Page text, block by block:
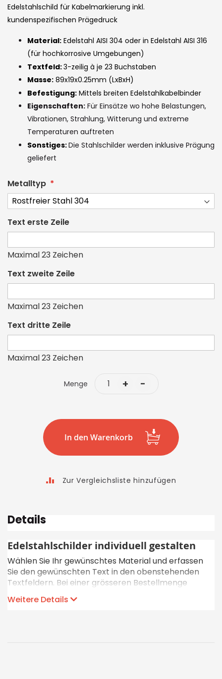
the
images
gallery
Edelstahlschild für Kabelmarkierung inkl.
kundenspezifischen Prägedruck
Material: Edelstahl AISI 304 oder in Edelstahl AISI 316
(für hochkorrosive Umgebungen)
Textfeld:3-zeilig à je 23 Buchstaben
Masse: 89x19x0.25mm (LxBxH)
Befestigung: Mittels breiten Edelstahlkabelbinder
Eigenschaften: Für Einsätze wo hohe Belastungen,
Vibrationen, Strahlung, Witterung und extreme
Temperaturen auftreten
Sonstiges:Die Stahlschilder werden inklusive Prägung
geliefert
Metalltyp
Text erste Zeile
Maximal 23 Zeichen
Text zweite Zeile
Maximal 23 Zeichen
Text dritte Zeile
Maximal 23 Zeichen
Menge -
+
In den Warenkorb
Zur Vergleichsliste hinzufügen
Details
Edelstahlschilder individuell gestalten
Wählen Sie Ihr gewünschtes Material und erfassen
Sie den gewünschten Text in den obenstehenden
Textfeldern. Bei einer grösseren Bestellmenge
(ab 101 Stk.). Gerne können Sie die Schilder auch via
Weitere Details